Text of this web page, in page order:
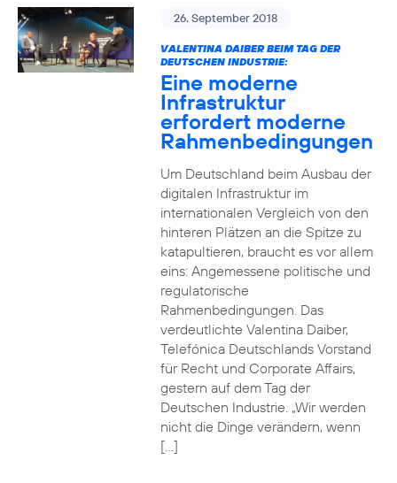
26. September 2018
VALENTINA DAIBER BEIM TAG DER
DEUTSCHEN INDUSTRIE:
Eine moderne
Infrastruktur
erfordert moderne
Rahmenbedingungen
Um Deutschland beim Ausbau der
digitalen Infrastruktur im
internationalen Vergleich von den
hinteren Plätzen an die Spitze zu
katapultieren, braucht es vor allem
eins: Angemessene politische und
regulatorische
Rahmenbedingungen. Das
verdeutlichte Valentina Daiber,
Telefónica Deutschlands Vorstand
für Recht und Corporate Affairs,
gestern auf dem Tag der
Deutschen Industrie. „Wir werden
nicht die Dinge verändern, wenn
[…]